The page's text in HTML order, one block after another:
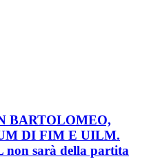
BARTOLOMEO,
DI FIM E UILM.
non sarà della partita